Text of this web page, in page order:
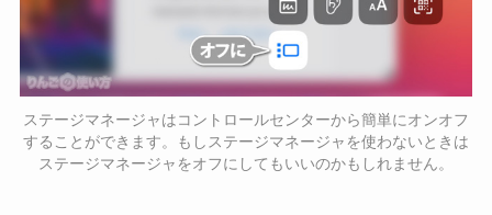
ステージマネージャはコントロールセンターから簡単にオンオフ
することができます。もしステージマネージャを使わないときは
ステージマネージャをオフにしてもいいのかもしれません。